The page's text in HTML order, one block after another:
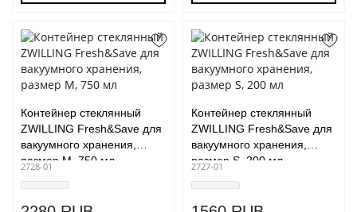
Контейнер стеклянный
ZWILLING Fresh&Save для
вакуумного хранения,
размер M, 750 мл
2728-01
Контейнер стеклянный
ZWILLING Fresh&Save для
вакуумного хранения,
размер S, 200 мл
2727-01